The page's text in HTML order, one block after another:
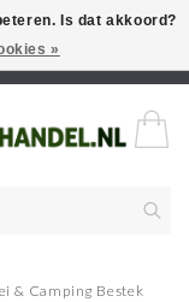
en deze niet kan
contact op!
& Camping Bestek
Is dat akkoord?
»